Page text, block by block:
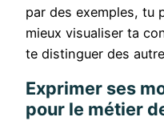
par des exemples, tu
mieux visualiser ta
te distinguer des
Exprimer ses
pour le métier